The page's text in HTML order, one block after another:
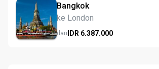
Bangkok
ke London
dariIDR 6.387.000